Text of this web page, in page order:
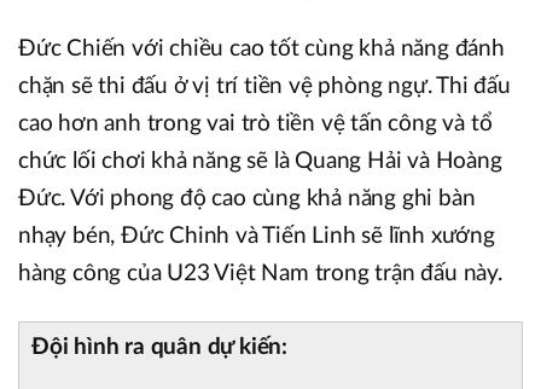
Đức Chiến với chiều cao tốt cùng khả năng đánh
chặn sẽ thi đấu ở vị trí tiền vệ phòng ngự. Thi đấu
cao hơn anh trong vai trò tiền vệ tấn công và tổ
chức lối chơi khả năng sẽ là Quang Hải và Hoàng
Đức. Với phong độ cao cùng khả năng ghi bàn
nhạy bén, Đức Chinh và Tiến Linh sẽ lĩnh xướng
hàng công của U23 Việt Nam trong trận đấu này.
Đội hình ra quân dự kiến: